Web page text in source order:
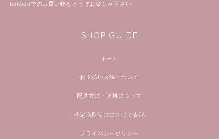
bonbonでのお買い物をどうぞお楽しみ下さい。
SHOP GUIDE
ホーム
お支払い方法について
配送方法・送料について
特定商取引法に基づく表記
プライバシーポリシー